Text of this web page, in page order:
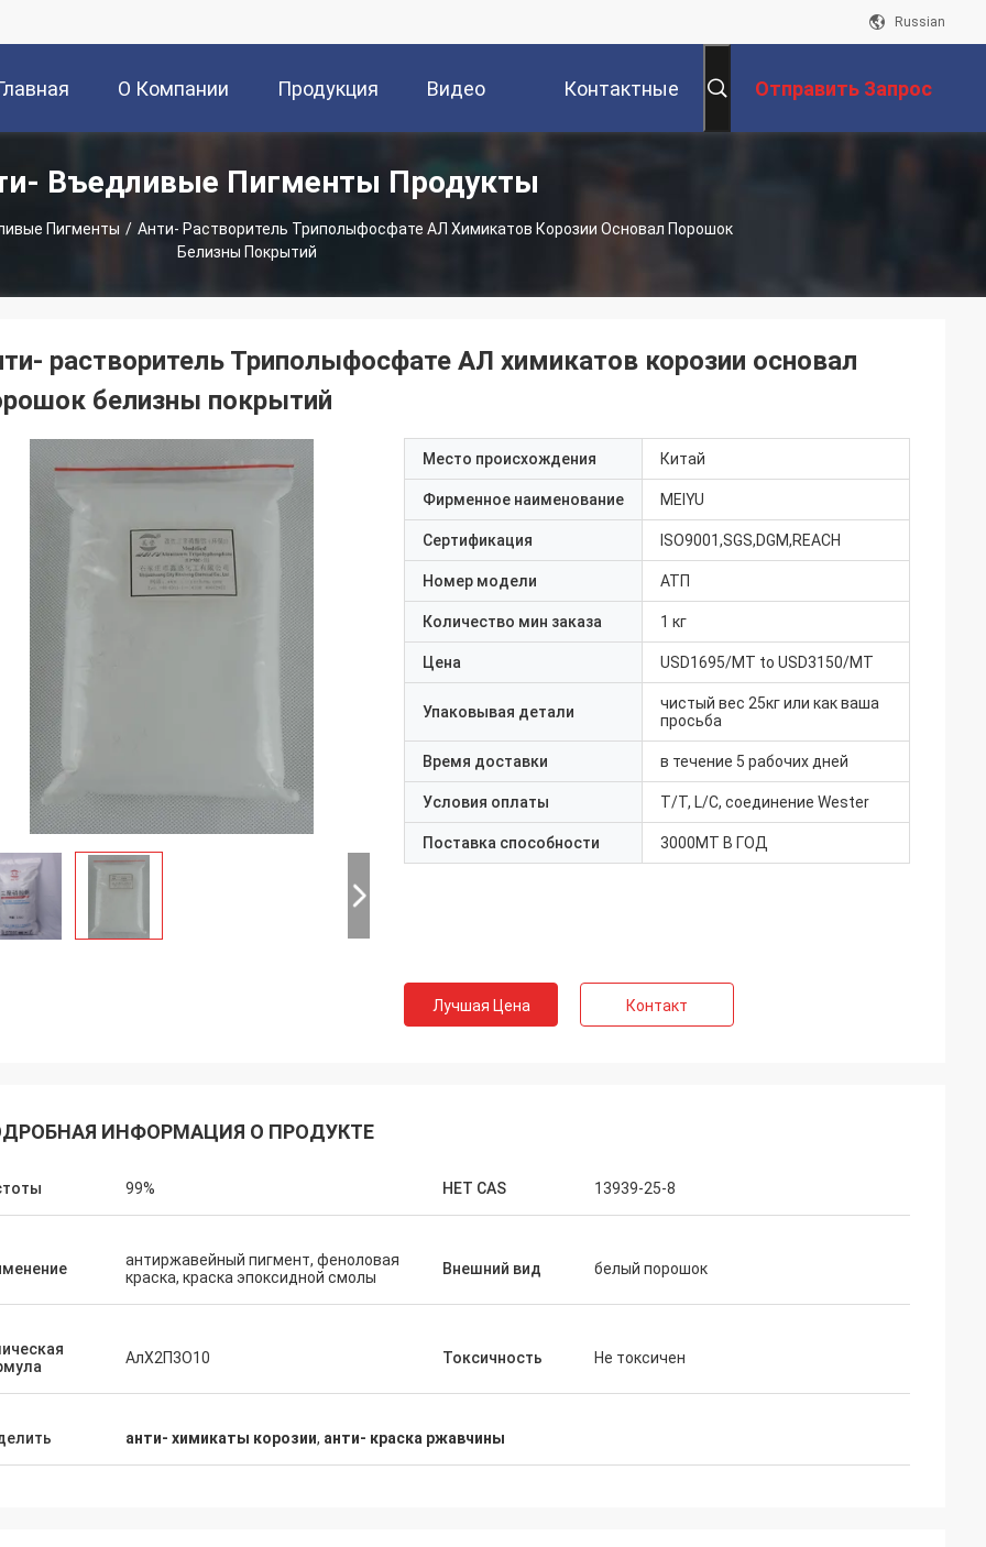
Russian
О Компании Продукция Видео Контактные Отправить Запрос
Въедливые Пигменты Продукты
Пигменты / Анти- Растворитель Триполыфосфате АЛ Химикатов Корозии Основал Порошок
Белизны Покрытий
растворитель Триполыфосфате АЛ химикатов корозии основал
белизны покрытий
Место происхождения Китай
Фирменное наименование MEIYU
Сертификация ISO9001,SGS,DGM,REACH
Номер модели АТП
Количество мин заказа 1 кг
Цена USD1695/MT to USD3150/MT
Упаковывая детали
чистый вес 25кг или как ваша
просьба
Время доставки в течение 5 рабочих дней
Условия оплаты T/T, L/C, соединение Wester
Поставка способности 3000MT В ГОД
Лучшая Цена Контакт
ИНФОРМАЦИЯ О ПРОДУКТЕ
99% НЕТ CAS 13939-25-8
антиржавейный пигмент, феноловая
краска, краска эпоксидной смолы
Внешний вид белый порошок
АлХ2П3О10 Токсичность Не токсичен
анти- химикаты корозии, анти- краска ржавчины